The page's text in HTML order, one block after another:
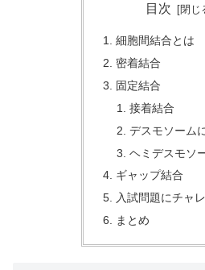
目次
細胞間結合とは
密着結合
固定結合
接着結合
デスモソーム
ヘミデスモソ
ギャップ結合
入試問題にチャ
まとめ